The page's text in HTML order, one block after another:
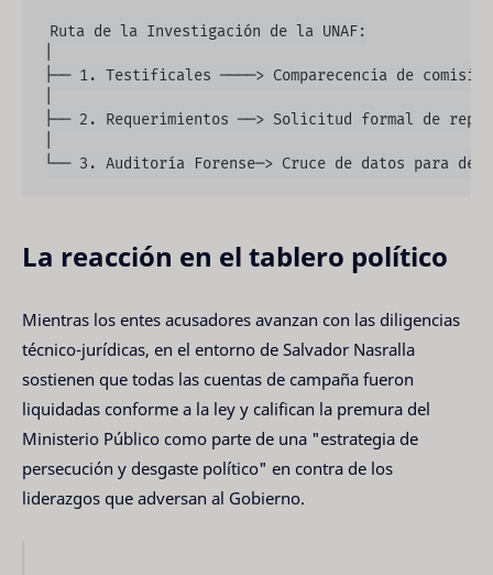
Ruta de la Investigación de la UNAF:
├── 1. Testificales ────> Comparecencia de
├── 2. Requerimientos ──> Solicitud formal de
La reacción en el tablero político
Mientras los entes acusadores avanzan con las diligencias
técnico-jurídicas, en el entorno de Salvador Nasralla
sostienen que todas las cuentas de campaña fueron
liquidadas conforme a la ley y califican la premura del
Ministerio Público como parte de una "estrategia de
persecución y desgaste político" en contra de los
liderazgos que adversan al Gobierno.